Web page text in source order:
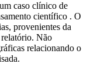
caso clínico de
científico . O
provenientes da
relatório. Não
relacionando o